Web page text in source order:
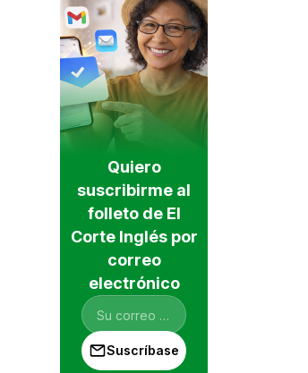
Quiero
suscribirme al
folleto de El
Corte Inglés por
correo
electrónico
Suscríbase